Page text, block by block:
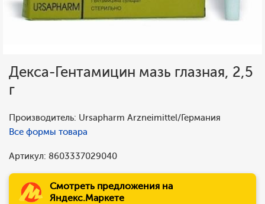
Декса-Гентамицин мазь глазная, 2,5
г
Производитель: Ursapharm Arzneimittel/Германия
Все формы товара
Артикул: 8603337029040
Смотреть предложения на
Яндекс.Маркете